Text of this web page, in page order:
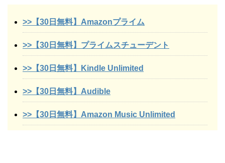
>>【30日無料】Amazonプライム
>>【30日無料】プライムスチューデント
>>【30日無料】Kindle Unlimited
>>【30日無料】Audible
>>【30日無料】Amazon Music Unlimited